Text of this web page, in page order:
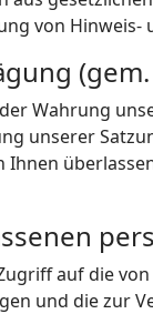
von
(gem.
Wahrung
unserer
auf die
und die zur